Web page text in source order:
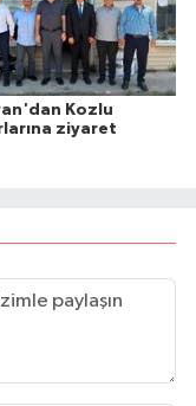
Kozlu
ziyaret